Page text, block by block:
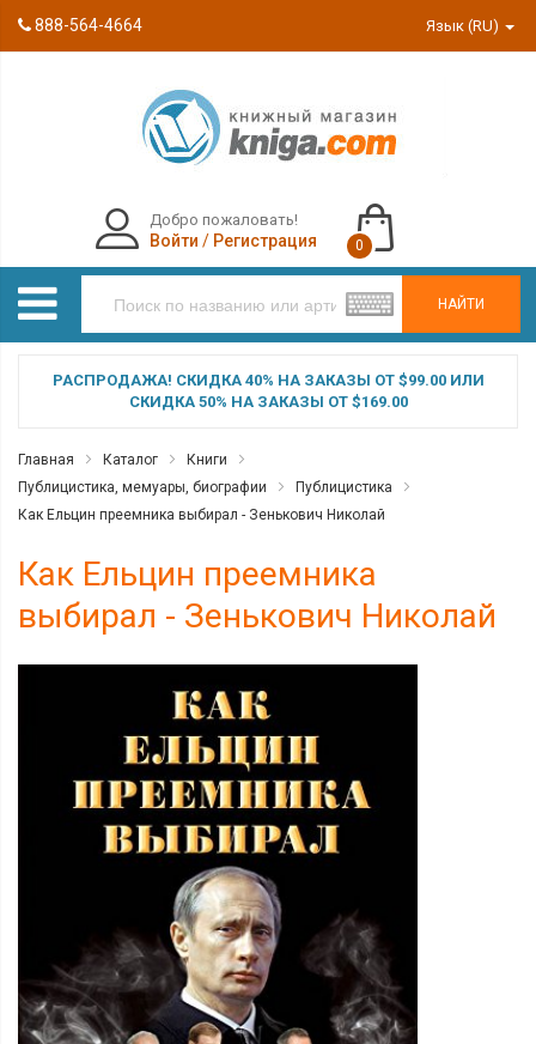
888-564-4664 Язык (RU)
НАЙТИ
Добро пожаловать!
Войти / Регистрация 0
РАСПРОДАЖА! СКИДКА 40% НА ЗАКАЗЫ ОТ $99.00 ИЛИ
СКИДКА 50% НА ЗАКАЗЫ ОТ $169.00
Главная Каталог
Книги
Публицистика, мемуары, биографии
Публицистика
Как Ельцин преемника выбирал - Зенькович Николай
Как Ельцин преемника
выбирал - Зенькович Николай